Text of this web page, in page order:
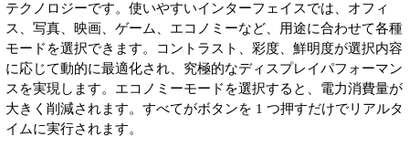
テクノロジーです。使いやすいインターフェイスでは、オフィ
ス、写真、映画、ゲーム、エコノミーなど、用途に合わせて各種
モードを選択できます。コントラスト、彩度、鮮明度が選択内容
に応じて動的に最適化され、究極的なディスプレイパフォーマン
スを実現します。エコノミーモードを選択すると、電力消費量が
大きく削減されます。すべてがボタンを 1 つ押すだけでリアルタ
イムに実行されます。